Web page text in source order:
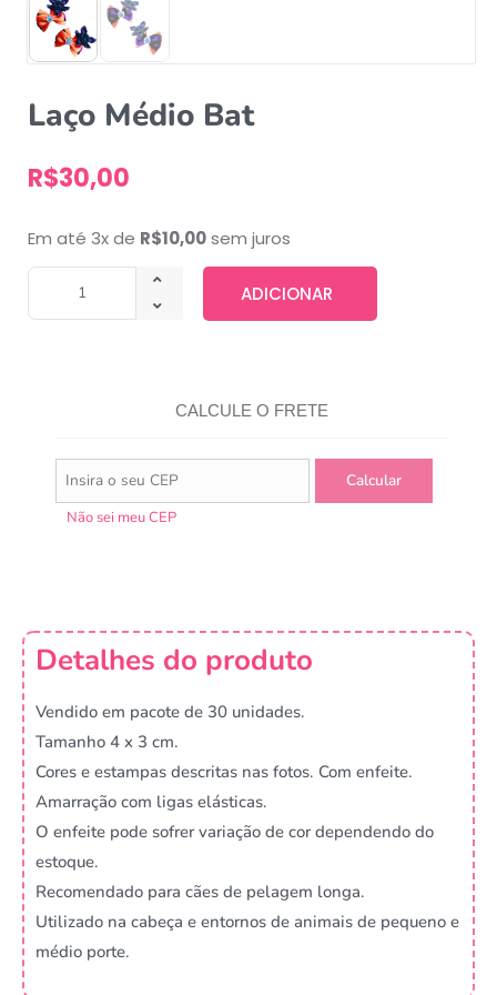
Laço Médio Bat
R$30,00
Em até 3x de R$10,00sem juros
ADICIONAR
CALCULE O FRETE
Não sei meu CEP
Detalhes do produto
Vendido em pacote de 30 unidades.
Tamanho 4 x 3 cm.
Cores e estampas descritas nas fotos. Com enfeite.
Amarração com ligas elásticas.
O enfeite pode sofrer variação de cor dependendo do
estoque.
Recomendado para cães de pelagem longa.
Utilizado na cabeça e entornos de animais de pequeno e
médio porte.